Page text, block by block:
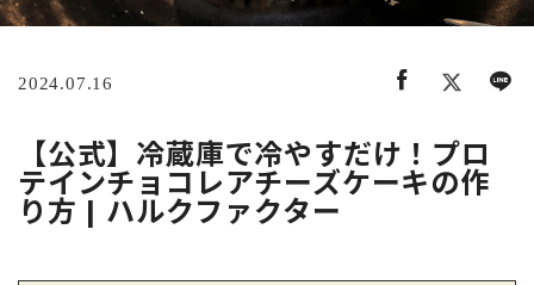
2024.07.16
【公式】冷蔵庫で冷やすだけ！プロ
テインチョコレアチーズケーキの作
り方 | ハルクファクター